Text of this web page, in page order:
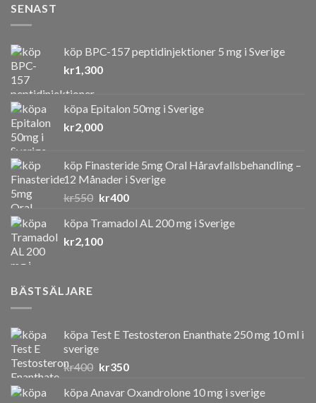
SENAST
köp BPC-157 peptidinjektioner 5 mg i Sverige
kr1,300
köpa Epitalon 50mg i Sverige
kr2,000
köp Finasteride 5mg Oral Håravfallsbehandling –
12 Månader i Sverige
kr550 Det
priset
var:
kr400Det
priset
köpa Tramadol AL 200 mg i Sverige
kr2,100
BÄSTSÄLJARE
köpa Test E Testosteron Enanthate 250 mg 10 ml i
sverige
kr400 Det
priset
kr350Det
priset
köpa Anavar Oxandrolone 10 mg i sverige